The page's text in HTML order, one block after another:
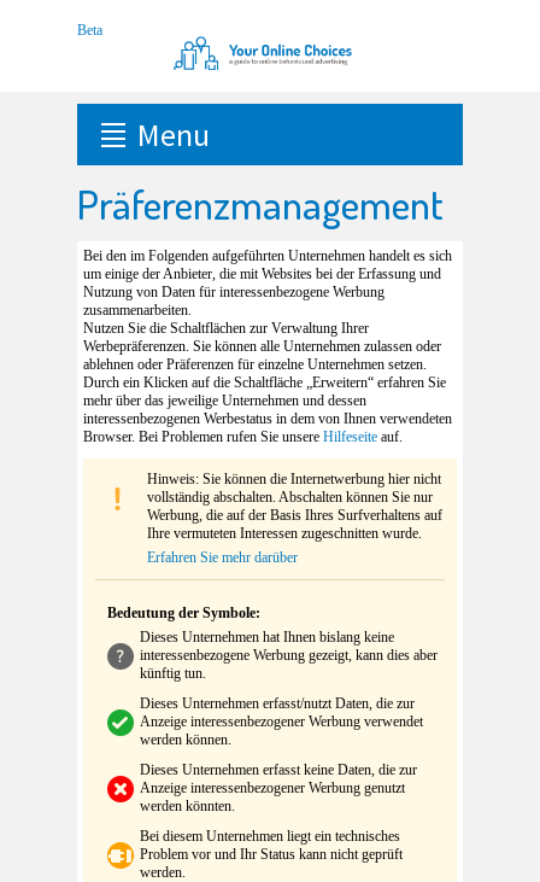
Menu
Präferenzmanagement
Bei den im Folgenden aufgeführten Unternehmen handelt es sich
um einige der Anbieter, die mit Websites bei der Erfassung und
Nutzung von Daten für interessenbezogene Werbung
zusammenarbeiten.
Nutzen Sie die Schaltflächen zur Verwaltung Ihrer
Werbepräferenzen. Sie können alle Unternehmen zulassen oder
ablehnen oder Präferenzen für einzelne Unternehmen setzen.
Durch ein Klicken auf die Schaltfläche „Erweitern“ erfahren Sie
mehr über das jeweilige Unternehmen und dessen
interessenbezogenen Werbestatus in dem von Ihnen verwendeten
Browser. Bei Problemen rufen Sie unsere Hilfeseite auf.
Hinweis: Sie können die Internetwerbung hier nicht
vollständig abschalten. Abschalten können Sie nur
Werbung, die auf der Basis Ihres Surfverhaltens auf
Ihre vermuteten Interessen zugeschnitten wurde.
Erfahren Sie mehr darüber
Bedeutung der Symbole:
Dieses Unternehmen hat Ihnen bislang keine
interessenbezogene Werbung gezeigt, kann dies aber
künftig tun.
Dieses Unternehmen erfasst/nutzt Daten, die zur
Anzeige interessenbezogener Werbung verwendet
werden können.
Dieses Unternehmen erfasst keine Daten, die zur
Anzeige interessenbezogener Werbung genutzt
werden könnten.
Bei diesem Unternehmen liegt ein technisches
Problem vor und Ihr Status kann nicht geprüft
werden.